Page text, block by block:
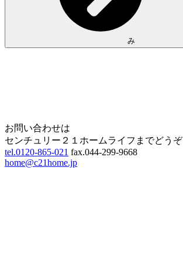
み
お問い合わせは
センチュリー２１ホームライフまでどうぞ
tel.0120-865-021 fax.044-299-9668
home@c21home.jp